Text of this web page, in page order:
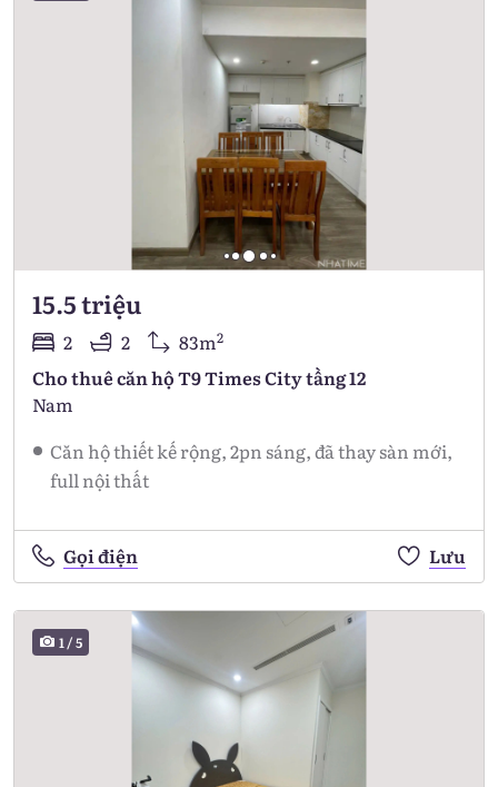
15.5 triệu
2 2 83m2
Cho thuê căn hộ T9 Times City tầng 12
Nam
Căn hộ thiết kế rộng, 2pn sáng, đã thay sàn mới,
full nội thất
Gọi điện Lưu
1/5